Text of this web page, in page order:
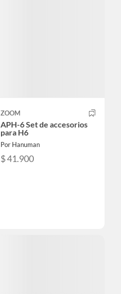
ZOOM
APH-6 Set de accesorios
para H6
Por Hanuman
$ 41.900